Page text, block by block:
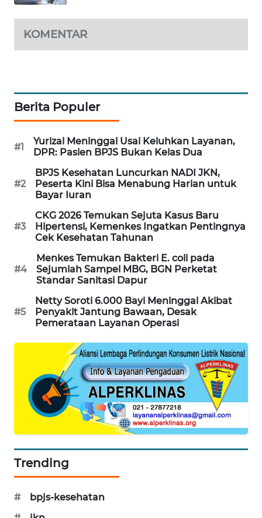
KOMENTAR
Berita Populer
#1
Yurizal Meninggal Usai Keluhkan Layanan,
DPR: Pasien BPJS Bukan Kelas Dua
#2
BPJS Kesehatan Luncurkan NADI JKN,
Peserta Kini Bisa Menabung Harian untuk
Bayar Iuran
#3
CKG 2026 Temukan Sejuta Kasus Baru
Hipertensi, Kemenkes Ingatkan Pentingnya
Cek Kesehatan Tahunan
#4
Menkes Temukan Bakteri E. coli pada
Sejumlah Sampel MBG, BGN Perketat
Standar Sanitasi Dapur
#5
Netty Soroti 6.000 Bayi Meninggal Akibat
Penyakit Jantung Bawaan, Desak
Pemerataan Layanan Operasi
Trending
#
bpjs-kesehatan
PORTAL
KONSUMEN
FORWAMKI
FORJASIDA
TAMBANG
NEWS
SITUNGIR
NEWS
SIDIKALANG
NEWS
SIBARAGAS
NEWS
METRO
SIANTAR
MEDAN
NEWS
NEWS
NEWS